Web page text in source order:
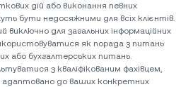
дій або виконання певних
бути недосяжними для всіх клієнтів.
виключно для загальних інформаційних
як порада з питань
або бухгалтерських питань.
з кваліфікованим фахівцем,
адаптовано до ваших конкретних